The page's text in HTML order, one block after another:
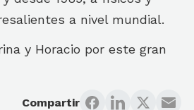
a nivel mundial.
y Horacio por este gran
Compartir